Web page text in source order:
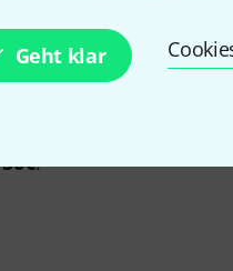
Geht klar
mit etwas Glück
50€!